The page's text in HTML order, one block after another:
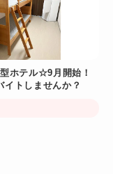
ホテル☆9月開始！
トしませんか？